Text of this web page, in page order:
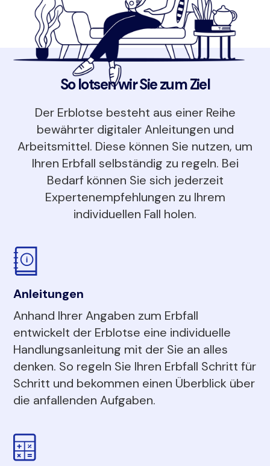
So lotsen wir Sie zum Ziel
Der Erblotse besteht aus einer Reihe
bewährter digitaler Anleitungen und
Arbeitsmittel. Diese können Sie nutzen, um
Ihren Erbfall selbständig zu regeln. Bei
Bedarf können Sie sich jederzeit
Expertenempfehlungen zu Ihrem
individuellen Fall holen.
Anleitungen
Anhand Ihrer Angaben zum Erbfall
entwickelt der Erblotse eine individuelle
Handlungsanleitung mit der Sie an alles
denken. So regeln Sie Ihren Erbfall Schritt für
Schritt und bekommen einen Überblick über
die anfallenden Aufgaben.